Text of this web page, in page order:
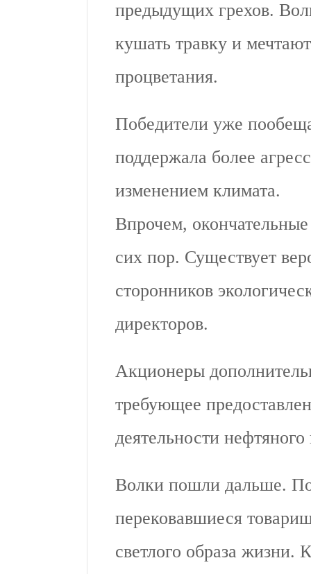
предыдущих грехов.
кушать травку и
процветания.
Победители уже
поддержала более
изменением климата.
Впрочем,
сих пор. Существует
сторонников
директоров.
Акционеры
требующее
деятельности
Волки пошли дальше.
перековавшиеся
светлого образа жизни.